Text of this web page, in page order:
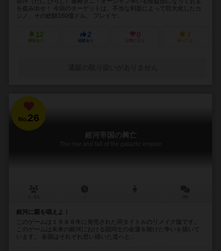
を盗み出せ！ 今回のターゲットは、不当な利益によって巨大化したカ
ジノ。その総額160億ドル。 プレイヤ...
12
興味あり
2
経験あり
0
お気に入り
7
持ってる
No.26
銀河帝国の興亡
The rise and fall of the galactic empire
銀河に覇を唱えよ！
このゲームは１９８８年に発売された同タイトルのリメイク版です。
このゲームは未来の銀河における国同士の命運を賭けた争いを描いて
います。 各国はそれぞれ思い描いた道へと...